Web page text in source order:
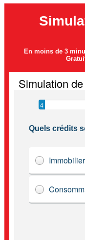
En moins de 3